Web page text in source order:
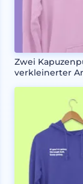
Zwei
verkleinerter